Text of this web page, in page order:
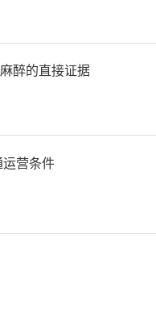
醉的直接证据
营条件